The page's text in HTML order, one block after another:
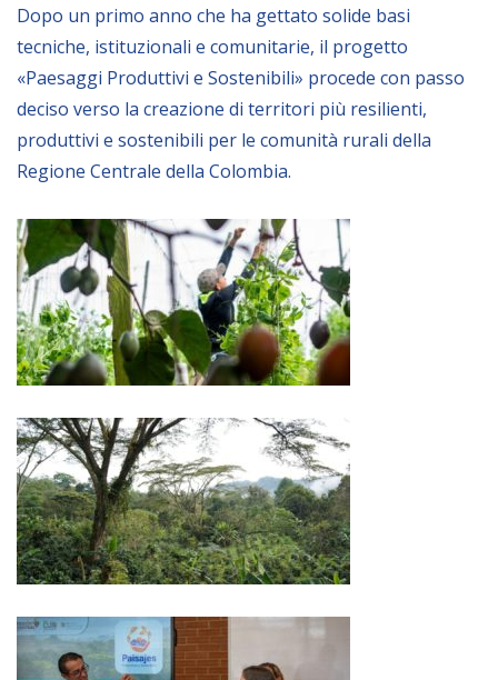
Dopo un primo anno che ha gettato solide basi
tecniche, istituzionali e comunitarie, il progetto
«Paesaggi Produttivi e Sostenibili» procede con passo
deciso verso la creazione di territori più resilienti,
produttivi e sostenibili per le comunità rurali della
Regione Centrale della Colombia.